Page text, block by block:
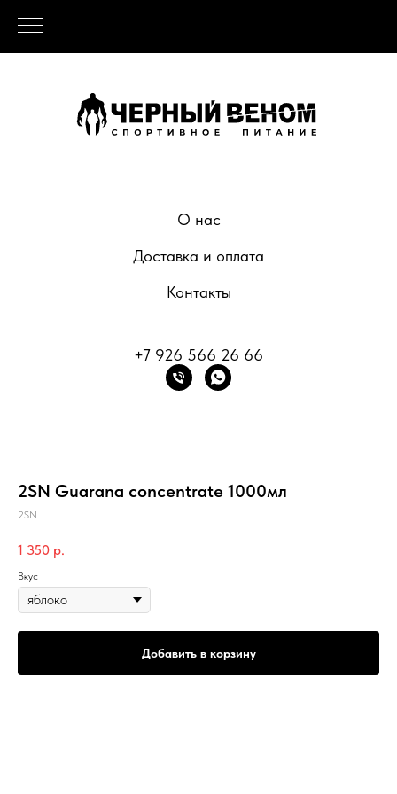
О нас
Доставка и оплата
Контакты
+7 926 566 26 66
2SN Guarana concentrate 1000мл
2SN
1 350 р.
Вкус
Добавить в корзину